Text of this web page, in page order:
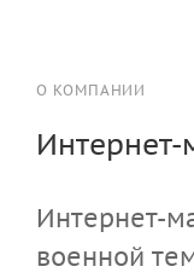
О КОМПАНИИ
Интернет-
военной